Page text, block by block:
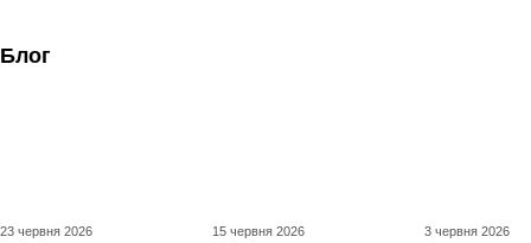
Блог
23 червня 2026 15 червня 2026 3 червня 2026